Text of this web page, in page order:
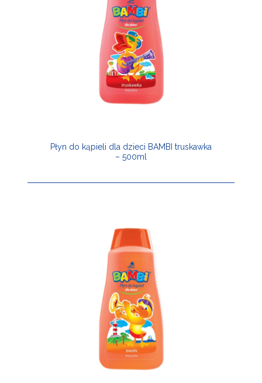
Płyn do kąpieli dla dzieci BAMBI truskawka
– 500ml